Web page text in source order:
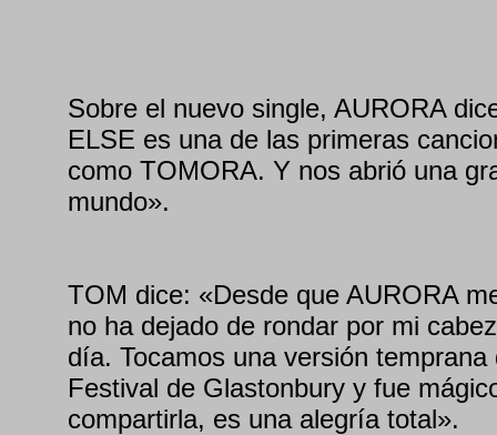
Sobre el nuevo single, AURORA
ELSE es una de las primeras
como TOMORA. Y nos abrió una
mundo».
TOM dice: «Desde que AURORA
no ha dejado de rondar por mi
día. Tocamos una versión
Festival de Glastonbury y fue
compartirla, es una alegría total».